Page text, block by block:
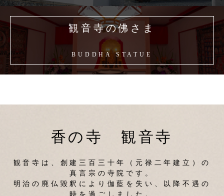
観音寺の佛さま
BUDDHA STATUE
香の寺 観音寺
観音寺は、創建三百三十年（元禄二年建立）の
真言宗の寺院です。
明治の廃仏毀釈により伽藍を失い、以降不遇の
時を過ごしました。